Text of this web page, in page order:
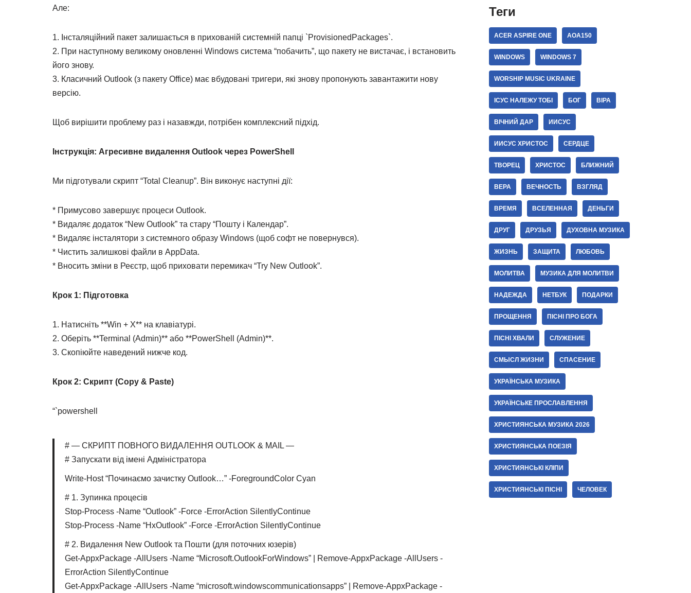
Але:
1. Інсталяційний пакет залишається в прихованій системній папці `ProvisionedPackages`.
2. При наступному великому оновленні Windows система “побачить”, що пакету не вистачає, і встановить
його знову.
3. Класичний Outlook (з пакету Office) має вбудовані тригери, які знову пропонують завантажити нову
версію.
Щоб вирішити проблему раз і назавжди, потрібен комплексний підхід.
Інструкція: Агресивне видалення Outlook через PowerShell
Ми підготували скрипт “Total Cleanup”. Він виконує наступні дії:
* Примусово завершує процеси Outlook.
* Видаляє додаток “New Outlook” та стару “Пошту і Календар”.
* Видаляє інсталятори з системного образу Windows (щоб софт не повернувся).
* Чистить залишкові файли в AppData.
* Вносить зміни в Реєстр, щоб приховати перемикач “Try New Outlook”.
Крок 1: Підготовка
1. Натисніть **Win + X** на клавіатурі.
2. Оберіть **Terminal (Admin)** або **PowerShell (Admin)**.
3. Скопіюйте наведений нижче код.
Крок 2: Скрипт (Copy & Paste)
“`powershell
# — СКРИПТ ПОВНОГО ВИДАЛЕННЯ OUTLOOK & MAIL —
# Запускати від імені Адміністратора
Write-Host “Починаємо зачистку Outlook…” -ForegroundColor Cyan
# 1. Зупинка процесів
Stop-Process -Name “Outlook” -Force -ErrorAction SilentlyContinue
Stop-Process -Name “HxOutlook” -Force -ErrorAction SilentlyContinue
# 2. Видалення New Outlook та Пошти (для поточних юзерів)
Get-AppxPackage -AllUsers -Name “Microsoft.OutlookForWindows” | Remove-AppxPackage -AllUsers -
ErrorAction SilentlyContinue
Get-AppxPackage -AllUsers -Name “microsoft.windowscommunicationsapps” | Remove-AppxPackage -
Теги
ACER ASPIRE ONE AOA150
WINDOWS WINDOWS 7
WORSHIP MUSIC UKRAINE
ІСУС НАЛЕЖУ ТОБІ БОГ ВІРА
ВІЧНИЙ ДАР ИИСУС
ИИСУС ХРИСТОС СЕРДЦЕ
ТВОРЕЦ ХРИСТОС БЛИЖНИЙ
ВЕРА ВЕЧНОСТЬ ВЗГЛЯД
ВРЕМЯ ВСЕЛЕННАЯ ДЕНЬГИ
ДРУГ ДРУЗЬЯ ДУХОВНА МУЗИКА
ЖИЗНЬ ЗАЩИТА ЛЮБОВЬ
МОЛИТВА МУЗИКА ДЛЯ МОЛИТВИ
НАДЕЖДА НЕТБУК ПОДАРКИ
ПРОЩЕННЯ ПІСНІ ПРО БОГА
ПІСНІ ХВАЛИ СЛУЖЕНИЕ
СМЫСЛ ЖИЗНИ СПАСЕНИЕ
УКРАЇНСЬКА МУЗИКА
УКРАЇНСЬКЕ ПРОСЛАВЛЕННЯ
ХРИСТИЯНСЬКА МУЗИКА 2026
ХРИСТИЯНСЬКА ПОЕЗІЯ
ХРИСТИЯНСЬКІ КЛІПИ
ХРИСТИЯНСЬКІ ПІСНІ ЧЕЛОВЕК